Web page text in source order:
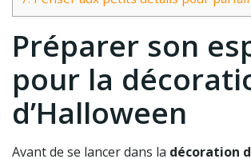
Préparer son
pour la
d’Halloween
Avant de se lancer dans la décoration